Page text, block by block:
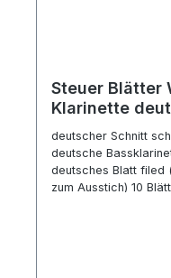
Steuer Blätter
Klarinette
deutscher Schnitt
deutsche
deutsches Blatt filed
zum Ausstich) 10